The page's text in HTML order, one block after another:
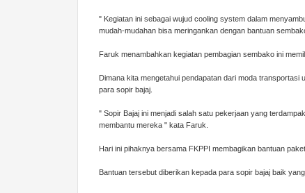
" Kegiatan ini sebagai wujud cooling system dalam
mudah-mudahan bisa meringankan dengan bantuan
Faruk menambahkan kegiatan pembagian sembako ini
Dimana kita mengetahui pendapatan dari moda
para sopir bajaj.
" Sopir Bajaj ini menjadi salah satu pekerjaan yang
membantu mereka " kata Faruk.
Hari ini pihaknya bersama FKPPI membagikan bantuan
Bantuan tersebut diberikan kepada para sopir bajaj baik